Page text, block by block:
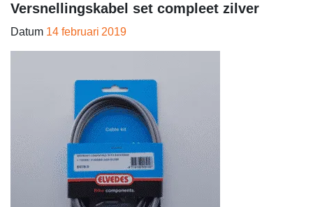
Versnellingskabel set compleet zilver
Datum 14 februari 2019